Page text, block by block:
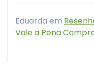
Eduarda em
Vale a Pena